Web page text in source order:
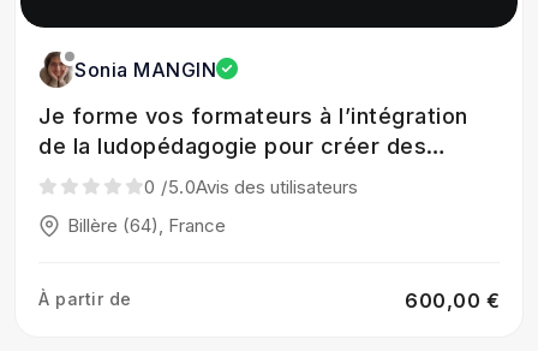
Sonia MANGIN
Je forme vos formateurs à l’intégration
de la ludopédagogie pour créer des
formations engageantes et efficaces.
0 /5.0Avis des utilisateurs
Billère (64), France
À partir de 600,00 €